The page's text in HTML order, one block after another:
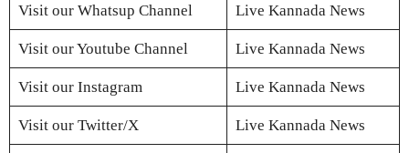
Visit our Whatsup Channel Live Kannada News
Visit our Youtube Channel Live Kannada News
Visit our Instagram Live Kannada News
Visit our Twitter/X Live Kannada News